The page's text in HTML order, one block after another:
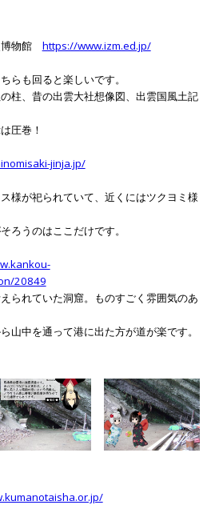
博物館 https://www.izm.ed.jp/
らも回ると楽しいです。
柱、昔の出雲大社想像図、出雲国風土記
圧巻！
jinja.jp/
様が祀られていて、近くにはツクヨミ様
ろうのはここだけです。
20849
られていた洞窟。ものすごく雰囲気のあ
山中を通って港に出た方が道が楽です。